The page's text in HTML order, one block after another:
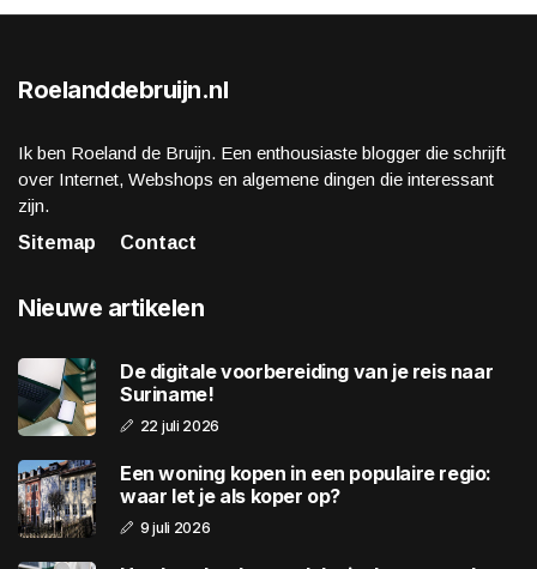
Roelanddebruijn.nl
Ik ben Roeland de Bruijn. Een enthousiaste blogger die schrijft
over Internet, Webshops en algemene dingen die interessant
zijn.
Sitemap
Contact
Nieuwe artikelen
De digitale voorbereiding van je reis naar
Suriname!
22 juli 2026
Een woning kopen in een populaire regio:
waar let je als koper op?
9 juli 2026